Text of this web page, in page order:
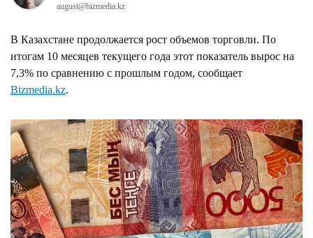
august@bizmedia.kz
В Казахстане продолжается рост объемов торговли. По
итогам 10 месяцев текущего года этот показатель вырос на
7,3% по сравнению с прошлым годом, сообщает
Bizmedia.kz.